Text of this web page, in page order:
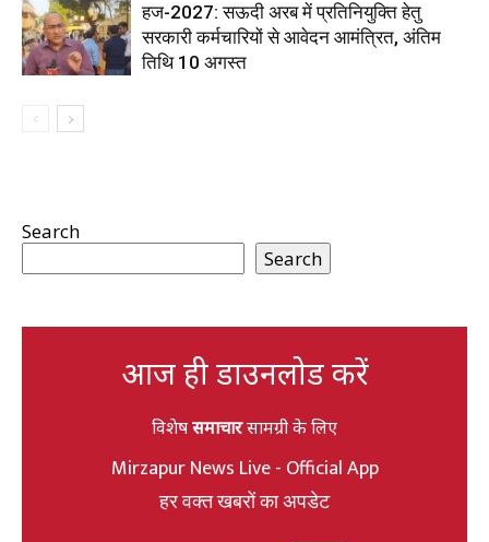
हज-2027: सऊदी अरब में प्रतिनियुक्ति हेतु
सरकारी कर्मचारियों से आवेदन आमंत्रित, अंतिम
तिथि 10 अगस्त
Search
Search
आज ही डाउनलोड करें
विशेषसमाचारसामग्री के लिए
Mirzapur News Live - Official App
हर वक्त खबरों का अपडेट